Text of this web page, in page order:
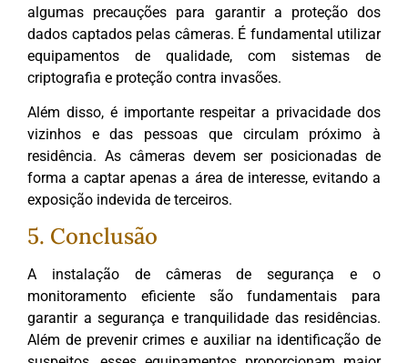
algumas precauções para garantir a proteção dos
dados captados pelas câmeras. É fundamental utilizar
equipamentos de qualidade, com sistemas de
criptografia e proteção contra invasões.
Além disso, é importante respeitar a privacidade dos
vizinhos e das pessoas que circulam próximo à
residência. As câmeras devem ser posicionadas de
forma a captar apenas a área de interesse, evitando a
exposição indevida de terceiros.
5. Conclusão
A instalação de câmeras de segurança e o
monitoramento eficiente são fundamentais para
garantir a segurança e tranquilidade das residências.
Além de prevenir crimes e auxiliar na identificação de